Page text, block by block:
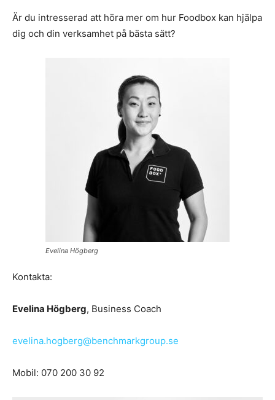
Är du intresserad att höra mer om hur Foodbox kan hjälpa
dig och din verksamhet på bästa sätt?
Evelina Högberg
Kontakta:
Evelina Högberg, Business Coach
evelina.hogberg@benchmarkgroup.se
Mobil: 070 200 30 92